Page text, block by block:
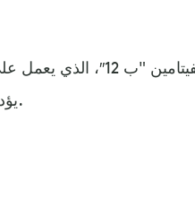
كما تمتاز اللحوم بأنها
يؤدي نقصه إلى جفاف الجلد وتشققه.